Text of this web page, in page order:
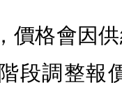
價格會因
段調整報